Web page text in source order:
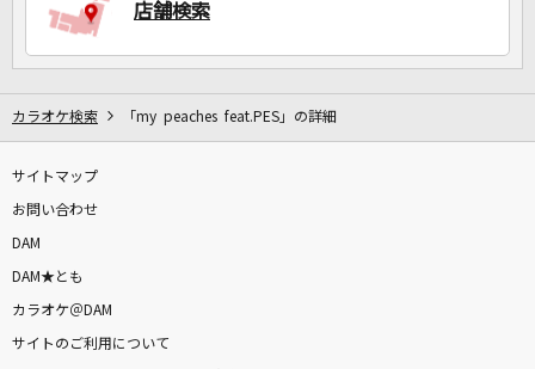
店舗検索
カラオケ検索 「my peaches feat.PES」の詳細
サイトマップ
お問い合わせ
DAM
DAM★とも
カラオケ＠DAM
サイトのご利用について